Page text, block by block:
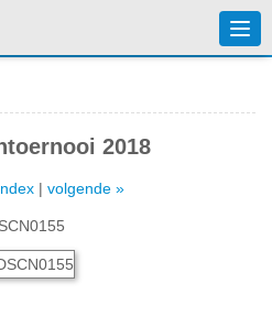
2018
| volgende »